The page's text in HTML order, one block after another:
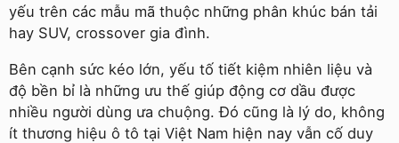
yếu trên các mẫu mã thuộc những phân khúc bán tải
hay SUV, crossover gia đình.
Bên cạnh sức kéo lớn, yếu tố tiết kiệm nhiên liệu và
độ bền bỉ là những ưu thế giúp động cơ dầu được
nhiều người dùng ưa chuộng. Đó cũng là lý do, không
ít thương hiệu ô tô tại Việt Nam hiện nay vẫn cố duy